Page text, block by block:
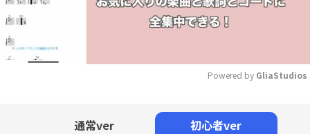
Powered by GliaStudios
通常ver 初心者ver